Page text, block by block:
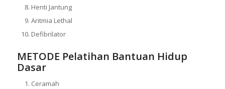
Henti Jantung
Aritmia Lethal
Defibrilator
METODE Pelatihan Bantuan Hidup
Dasar
Ceramah